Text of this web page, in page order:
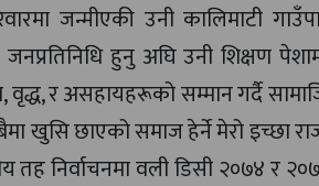
जन्मीएकी उनी कालिमाटी
हुनु अघि उनी शिक्षण
वृद्ध, र असहायहरूको सम्मान गर्दै
खुसि छाएको समाज हेर्ने मेरो इच्छा
तह निर्वाचनमा वली डिसी २०७४ र